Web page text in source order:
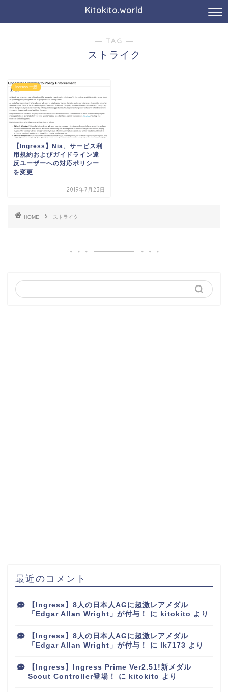
Kitokito.world
― TAG ―
ストライク
Ingress 一般
【Ingress】Nia、サービス利
用規約およびガイドライン違
反ユーザーへの対応ポリシー
を変更
2019年7月23日
HOME ストライク
最近のコメント
【Ingress】8人の日本人AGに超激レアメダル
「Edgar Allan Wright」が付与！
に kitokito より
【Ingress】8人の日本人AGに超激レアメダル
「Edgar Allan Wright」が付与！
に lk7173 より
【Ingress】Ingress Prime Ver2.51!新メダル
Scout Controller登場！
に kitokito より